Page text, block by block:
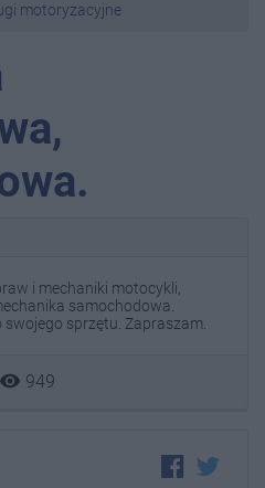
motoryzacyjne
i mechaniki motocykli,
samochodowa.
sprzętu. Zapraszam.
visibility 949